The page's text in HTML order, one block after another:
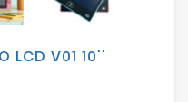
V01 10''